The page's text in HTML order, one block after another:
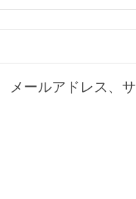
メールアドレス、サ